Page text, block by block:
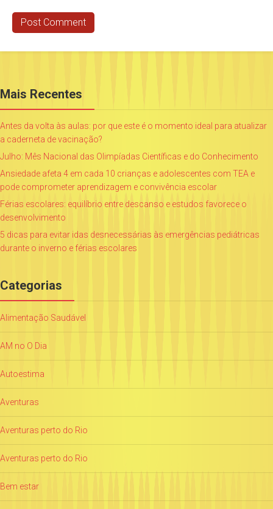
Mais Recentes
Antes da volta às aulas: por que este é o momento ideal para atualizar
a caderneta de vacinação?
Julho: Mês Nacional das Olimpíadas Científicas e do Conhecimento
Ansiedade afeta 4 em cada 10 crianças e adolescentes com TEA e
pode comprometer aprendizagem e convivência escolar
Férias escolares: equilíbrio entre descanso e estudos favorece o
desenvolvimento
5 dicas para evitar idas desnecessárias às emergências pediátricas
durante o inverno e férias escolares
Categorias
Alimentação Saudável
AM no O Dia
Autoestima
Aventuras
Aventuras perto do Rio
Aventuras perto do Rio
Bem estar